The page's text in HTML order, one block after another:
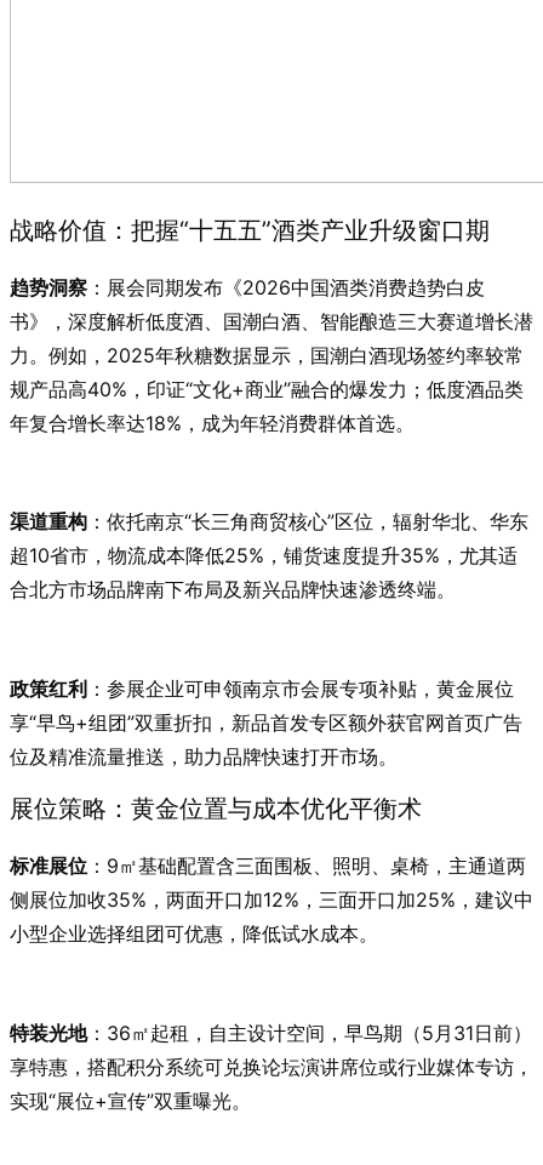
战略价值：把握“十五五”酒类产业升级窗口期
趋势洞察 ：展会同期发布《2026中国酒类消费趋势白皮
书》，深度解析低度酒、国潮白酒、智能酿造三大赛道增长潜
力。例如，2025年秋糖数据显示，国潮白酒现场签约率较常
规产品高40%，印证“文化+商业”融合的爆发力；低度酒品类
年复合增长率达18%，成为年轻消费群体首选。
渠道重构 ：依托南京“长三角商贸核心”区位，辐射华北、华东
超10省市，物流成本降低25%，铺货速度提升35%，尤其适
合北方市场品牌南下布局及新兴品牌快速渗透终端。
政策红利 ：参展企业可申领南京市会展专项补贴，黄金展位
享“早鸟+组团”双重折扣，新品首发专区额外获官网首页广告
位及精准流量推送，助力品牌快速打开市场。
展位策略：黄金位置与成本优化平衡术
标准展位 ：9㎡基础配置含三面围板、照明、桌椅，主通道两
侧展位加收35%，两面开口加12%，三面开口加25%，建议中
小型企业选择组团可优惠，降低试水成本。
特装光地：36㎡起租，自主设计空间，早鸟期（5月31日前）
享特惠，搭配积分系统可兑换论坛演讲席位或行业媒体专访，
实现“展位+宣传”双重曝光。